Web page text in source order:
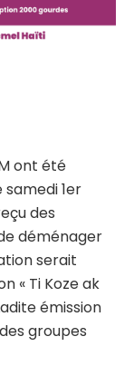
ont été
1er
des
déménager
serait
« Ti Koze ak
émission
groupes